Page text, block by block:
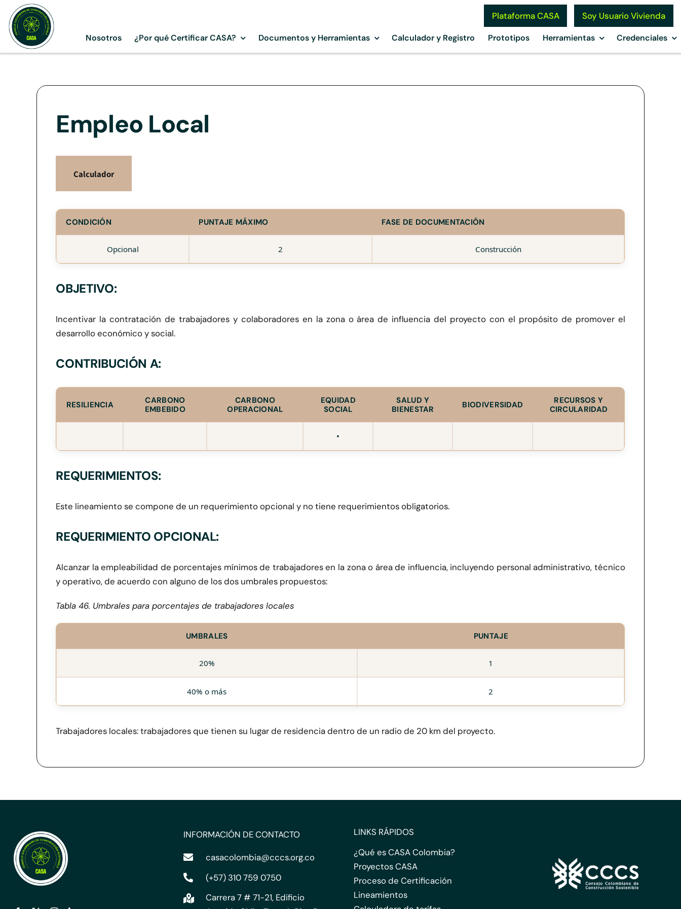
content
Plataforma CASA Soy Usuario Vivienda
Nosotros ¿Por qué Certificar CASA? Documentos y Herramientas Calculador y Registro Prototipos Herramientas Credenciales
Empleo Local
Calculador
CONDICIÓN PUNTAJE MÁXIMO FASE DE DOCUMENTACIÓN
Opcional 2 Construcción
OBJETIVO:
Incentivar la contratación de trabajadores y colaboradores en la zona o área de influencia del proyecto con el propósito de promover el
desarrollo económico y social.
CONTRIBUCIÓN A:
RESILIENCIA
CARBONO
EMBEBIDO
CARBONO
OPERACIONAL
EQUIDAD
SOCIAL
SALUD Y
BIENESTAR
BIODIVERSIDAD
RECURSOS Y
CIRCULARIDAD
•
REQUERIMIENTOS:
Este lineamiento se compone de un requerimiento opcional y no tiene requerimientos obligatorios.
REQUERIMIENTO OPCIONAL:
Alcanzar la empleabilidad de porcentajes mínimos de trabajadores en la zona o área de influencia, incluyendo personal administrativo, técnico
y operativo, de acuerdo con alguno de los dos umbrales propuestos:
Tabla 46. Umbrales para porcentajes de trabajadores locales
UMBRALES PUNTAJE
20% 1
40% o más 2
Trabajadores locales: trabajadores que tienen su lugar de residencia dentro de un radio de 20 km del proyecto.
INFORMACIÓN DE CONTACTO
casacolombia@cccs.org.co
(+57) 310 759 0750
Carrera 7 # 71-21, Edificio
LINKS RÁPIDOS
¿Qué es CASA Colombia?
Proyectos CASA
Proceso de Certificación
Lineamientos